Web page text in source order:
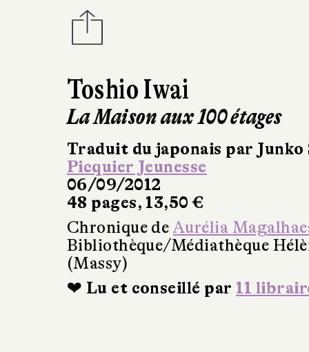
Toshio Iwai
La Maison aux 100 étages
Traduit du japonais par Junko
Picquier Jeunesse
06/09/2012
48 pages, 13,50 €
Chronique de Aurélia
Bibliothèque/Médiathèque
(Massy)
❤ Lu et conseillé par 11